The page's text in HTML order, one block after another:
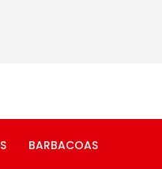
BARBACOAS